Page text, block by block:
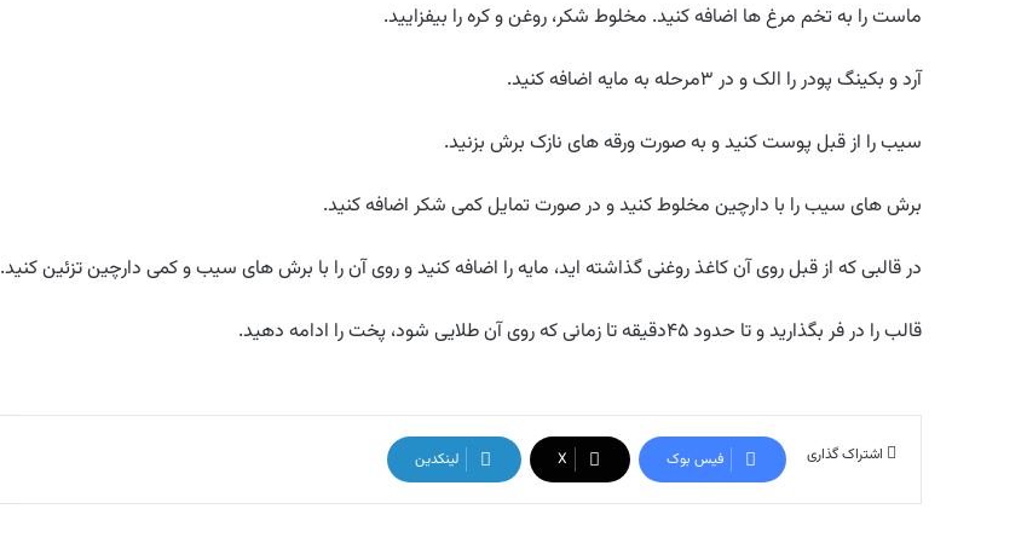
ماست را به تخم مرغ ها اضافه کنید. مخلوط شکر، روغن و کره را بیفزایید.
آرد و بکینگ پودر را الک و در ۳مرحله به مایه اضافه کنید.
سیب را از قبل پوست کنید و به صورت ورقه های نازک برش بزنید.
برش های سیب را با دارچین مخلوط کنید و در صورت تمایل کمی شکر اضافه کنید.
در قالبی که از قبل روی آن کاغذ روغنی گذاشته اید، مایه را اضافه کنید و روی آن را با برش های سیب و کمی دارچین تزئین کنید.
قالب را در فر بگذارید و تا حدود ۴۵دقیقه تا زمانی که روی آن طلایی شود، پخت را ادامه دهید.
اشتراک گذاری فیس بوک X لینکدین